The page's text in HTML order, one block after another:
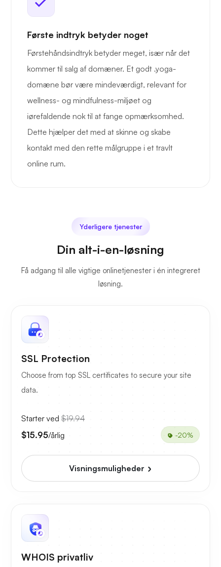
Første indtryk betyder noget
Førstehåndsindtryk betyder meget, især når det
kommer til salg af domæner. Et godt .yoga-
domæne bør være mindeværdigt, relevant for
wellness- og mindfulness-miljøet og
iørefaldende nok til at fange opmærksomhed.
Dette hjælper det med at skinne og skabe
kontakt med den rette målgruppe i et travlt
online rum.
Yderligere tjenester
Din alt-i-en-løsning
Få adgang til alle vigtige onlinetjenester i én integreret
løsning.
SSL Protection
Choose from top SSL certificates to secure your site
data.
Starter ved $19.94
$15.95/årlig -20%
Visningsmuligheder
WHOIS privatliv